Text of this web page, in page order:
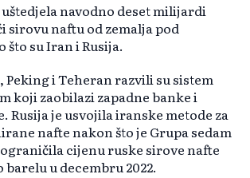
uštedjela navodno deset milijardi
sirovu naftu od zemalja pod
što su Iran i Rusija.
Peking i Teheran razvili su sistem
koji zaobilazi zapadne banke i
Rusija je usvojila iranske metode za
nafte nakon što je Grupa sedam
ograničila cijenu ruske sirove nafte
barelu u decembru 2022.